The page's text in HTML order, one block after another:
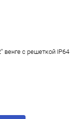
венге с решеткой IP64